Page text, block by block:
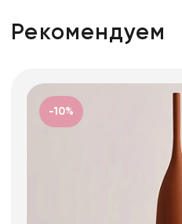
Рекомендуем
-10%